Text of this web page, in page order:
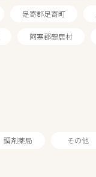
足寄郡足寄町
阿寒郡鶴居村
調剤薬局 その他